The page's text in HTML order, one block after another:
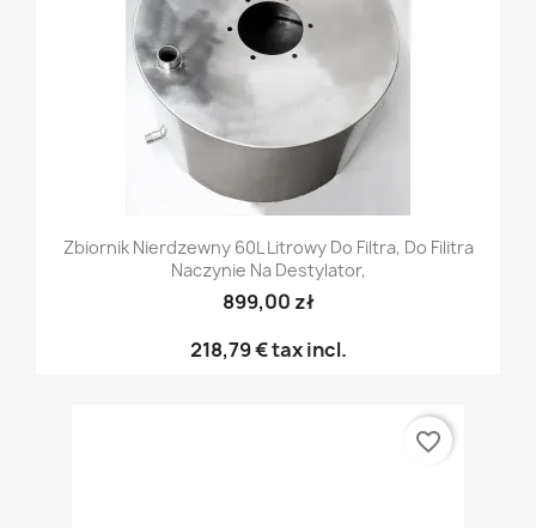
Zbiornik Nierdzewny 60L Litrowy Do Filtra, Do Filitra
Naczynie Na Destylator,
899,00 zł
218,79 €tax incl.
favorite_border